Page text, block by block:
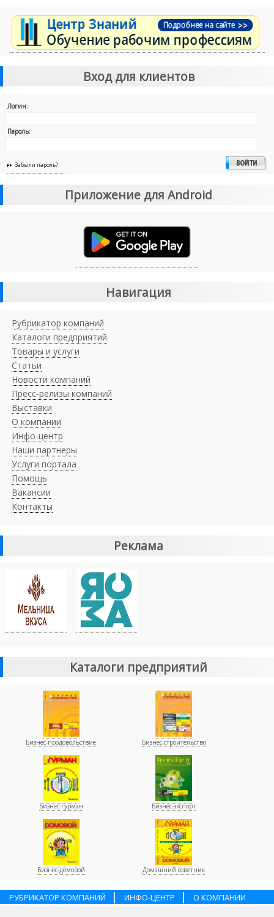
Вход для клиентов
Логин:
Пароль:
Забыли пароль?
Приложение для Android
Навигация
Рубрикатор компаний
Каталоги предприятий
Товары и услуги
Статьи
Новости компаний
Пресс-релизы компаний
Выставки
О компании
Инфо-центр
Наши партнеры
Услуги портала
Помощь
Вакансии
Контакты
Реклама
Каталоги предприятий
Бизнес-продовольствие Бизнес-строительство
Бизнес-гурман Бизнес-экспорт
Бизнес-домовой Домашний советник
РУБРИКАТОР КОМПАНИЙ ИНФО-ЦЕНТР
О КОМПАНИИ